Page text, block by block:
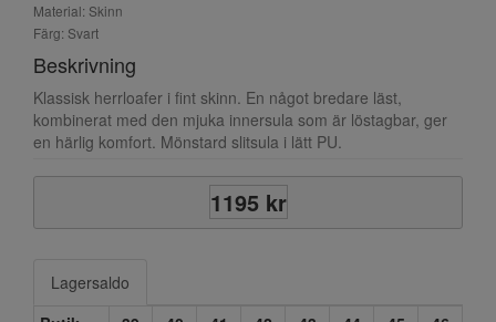
Material: Skinn
Färg: Svart
Beskrivning
Klassisk herrloafer i fint skinn. En något bredare läst,
kombinerat med den mjuka innersula som är löstagbar, ger
en härlig komfort. Mönstard slitsula i lätt PU.
1195 kr
Lagersaldo